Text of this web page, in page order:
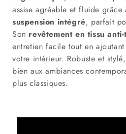
assise agréable et fluide grâce
suspension intégré, parfait
Son revêtement en tissu anti-
entretien facile tout en
votre intérieur. Robuste et stylé,
bien aux ambiances
plus classiques.